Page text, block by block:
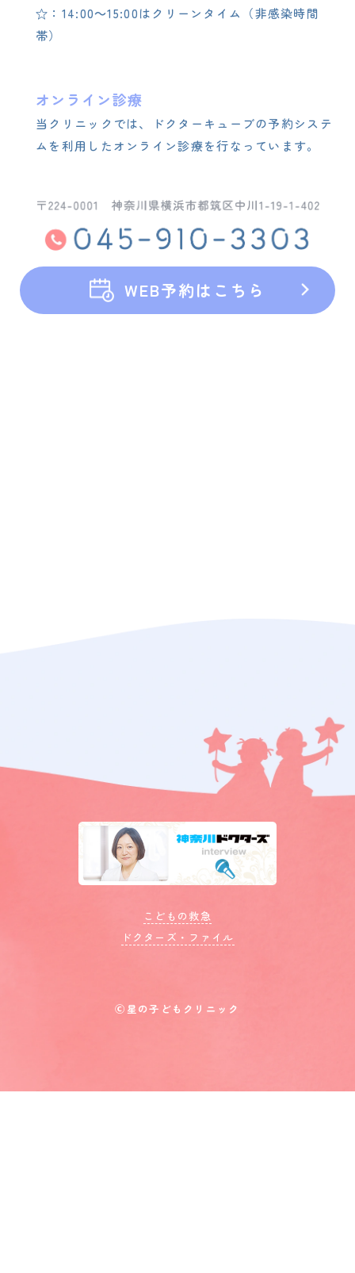
☆：14:00～15:00はクリーンタイム（非感染時間
帯）
オンライン診療
当クリニックでは、ドクターキューブの予約システ
ムを利用したオンライン診療を行なっています。
WEB予約はこちら
こどもの救急
ドクターズ・ファイル
Ⓒ星の子どもクリニック